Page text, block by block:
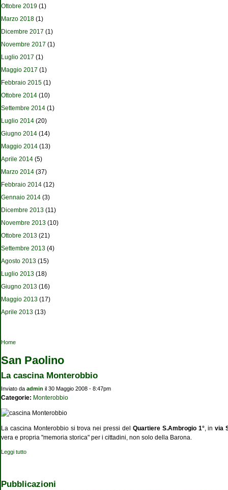
Ottobre 2019 (1)
Marzo 2018 (1)
Dicembre 2017 (1)
Novembre 2017 (1)
Luglio 2017 (1)
Maggio 2017 (1)
Febbraio 2015 (1)
Ottobre 2014 (10)
Settembre 2014 (1)
Luglio 2014 (20)
Giugno 2014 (14)
Maggio 2014 (13)
Aprile 2014 (5)
Marzo 2014 (37)
Febbraio 2014 (12)
Gennaio 2014 (3)
Dicembre 2013 (11)
Novembre 2013 (10)
Ottobre 2013 (21)
Settembre 2013 (4)
Agosto 2013 (15)
Luglio 2013 (18)
Giugno 2013 (16)
Maggio 2013 (17)
Aprile 2013 (13)
Tu sei qui
Home
San Paolino
La cascina Monterobbio
Inviato da admin il 30 Maggio 2008 - 8:47pm
Categorie: Monterobbio
La cascina Monterobbio si trova nei pressi del Quartiere S.Ambrogio 1°, invia
vera e propria "memoria storica" per i cittadini, non solo della Barona.
Leggi tutto
Pubblicazioni